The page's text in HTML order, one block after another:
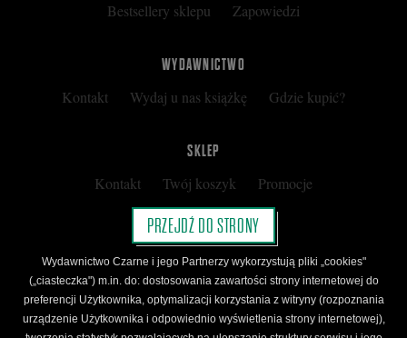
Bestsellery sklepu
Zapowiedzi
WYDAWNICTWO
Kontakt Wydaj u nas książkę Gdzie kupić?
SKLEP
Kontakt Twój koszyk
Promocje
Kup kartę podarunkową
Nota prawna
Regulamin
Polityka prywatności
Regulamin Klubu Czarnego
Regulamin Karty Podarunkowej
PRZEJDŹ DO STRONY
Wydawnictwo Czarne i jego Partnerzy wykorzystują pliki „cookies"
(„ciasteczka") m.in. do: dostosowania zawartości strony internetowej do
preferencji Użytkownika, optymalizacji korzystania z witryny (rozpoznania
urządzenie Użytkownika i odpowiednio wyświetlenia strony internetowej),